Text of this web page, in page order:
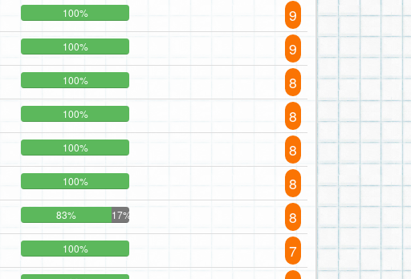
100% 9
100% 9
100% 8
100% 8
100% 8
100% 8
83% 17% 8
100% 7